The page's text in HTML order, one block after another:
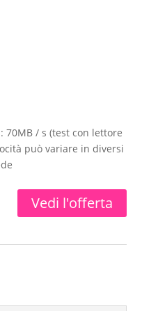
70MB / s (test con lettore
può variare in diversi
Vedi l'offerta